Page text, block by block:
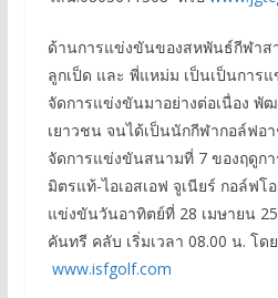
ด้านการแข่งขันของสหพันธ์กีฬาส
ลูกเป็ด และ พี่แหม่ม เป็นเป็นการ
จัดการแข่งขันมาอย่างต่อเนื่อง พั
เยาวชน จนได้เป็นนักกีฬากอล์ฟอ
จัดการแข่งขันสนามที่ 7 ของฤดูก
มิตรแท้-ไอเอสเอฟ จูเนียร์ กอล์ฟโ
แข่งขันวันอาทิตย์ที่ 28 เมษายน
คันทรี คลับ เริ่มเวลา 08.00 น. โด
www.isfgolf.com